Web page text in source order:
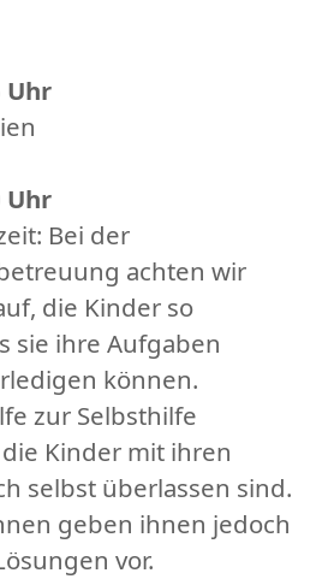
Uhr
Uhr
Bei der
achten wir
die Kinder so
sie ihre Aufgaben
können.
zur Selbsthilfe
Kinder mit ihren
selbst überlassen sind.
geben ihnen jedoch
vor.